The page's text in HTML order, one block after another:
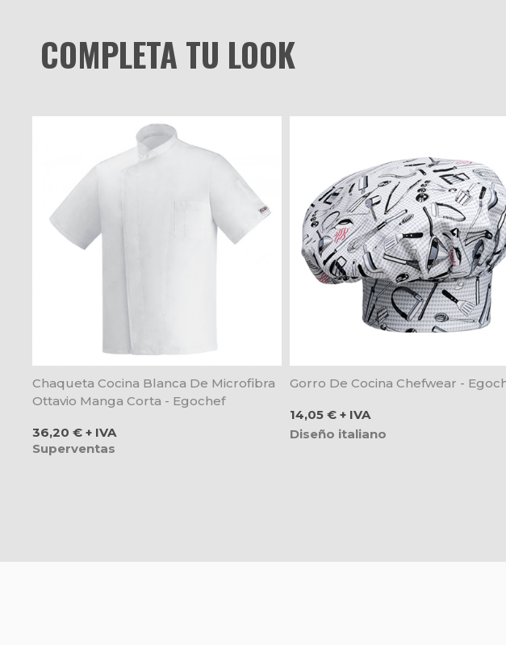
COMPLETA TU LOOK
Chaqueta Cocina Blanca De Microfibra
Ottavio Manga Corta - Egochef
Precio
36,20 € + IVA
Superventas
Gorro De Cocina Chefwear -
Precio
14,05 € + IVA
Diseño italiano